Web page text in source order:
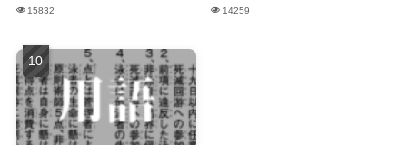
15832 14259